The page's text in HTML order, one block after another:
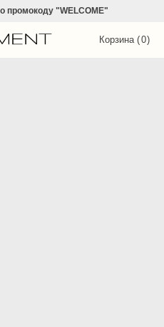
промокоду "WELCOME"
Корзина ( )
0